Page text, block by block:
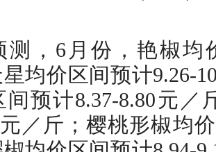
测，6月份，艳椒均
均价区间预计9.26-
预计8.37-8.80元
元／斤；樱桃形椒均